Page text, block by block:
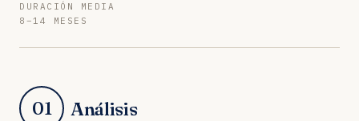
DURACIÓN MEDIA
8–14 MESES
01 Análisis